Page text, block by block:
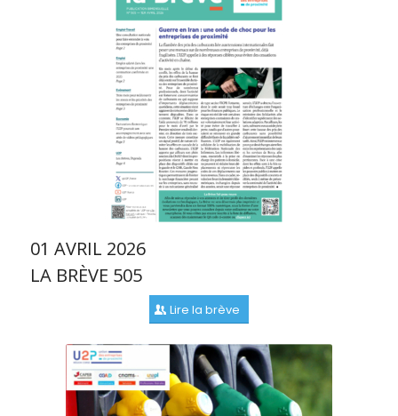
01 AVRIL 2026
LA BRÈVE 505
Lire la brève